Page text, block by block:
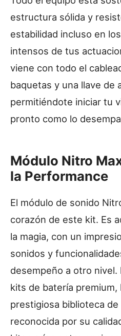
estructura sólida y
estabilidad incluso en
intensos de tus
viene con todo el
baquetas y una llave de
permitiéndote iniciar tu
pronto como lo
Módulo Nitro
la Performance
El módulo de sonido
corazón de este kit. Es
la magia, con un
sonidos y
desempeño a otro nivel.
kits de batería premium,
prestigiosa biblioteca de
reconocida por su